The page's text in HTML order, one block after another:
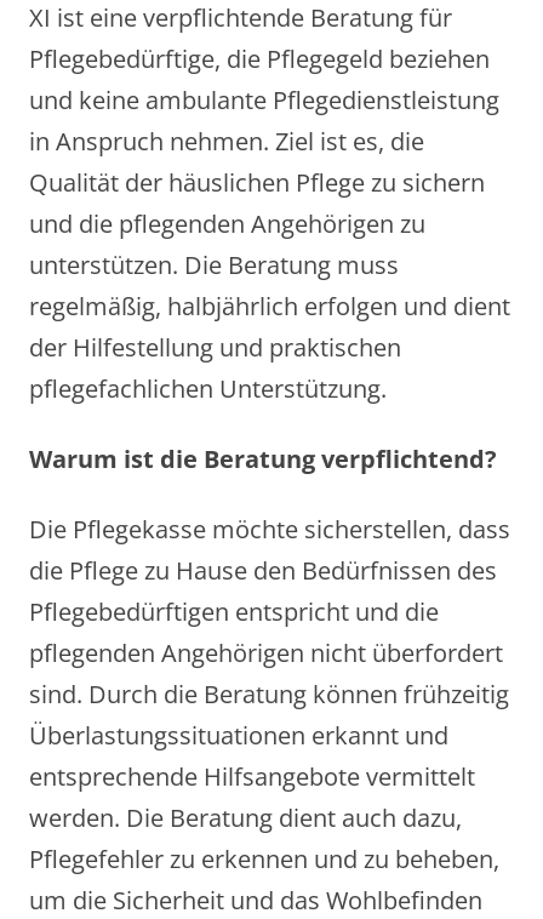
XI ist eine verpflichtende Beratung für
Pflegebedürftige, die Pflegegeld beziehen
und keine ambulante Pflegedienstleistung
in Anspruch nehmen. Ziel ist es, die
Qualität der häuslichen Pflege zu sichern
und die pflegenden Angehörigen zu
unterstützen. Die Beratung muss
regelmäßig, halbjährlich erfolgen und dient
der Hilfestellung und praktischen
pflegefachlichen Unterstützung.
Warum ist die Beratung verpflichtend?
Die Pflegekasse möchte sicherstellen, dass
die Pflege zu Hause den Bedürfnissen des
Pflegebedürftigen entspricht und die
pflegenden Angehörigen nicht überfordert
sind. Durch die Beratung können frühzeitig
Überlastungssituationen erkannt und
entsprechende Hilfsangebote vermittelt
werden. Die Beratung dient auch dazu,
Pflegefehler zu erkennen und zu beheben,
um die Sicherheit und das Wohlbefinden